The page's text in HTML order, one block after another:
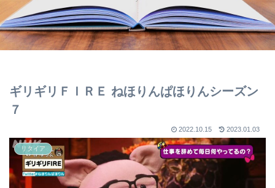
ギリギリＦＩＲＥ ねほりんぱほりんシーズン
７
2022.10.15 2023.01.03
リタイア